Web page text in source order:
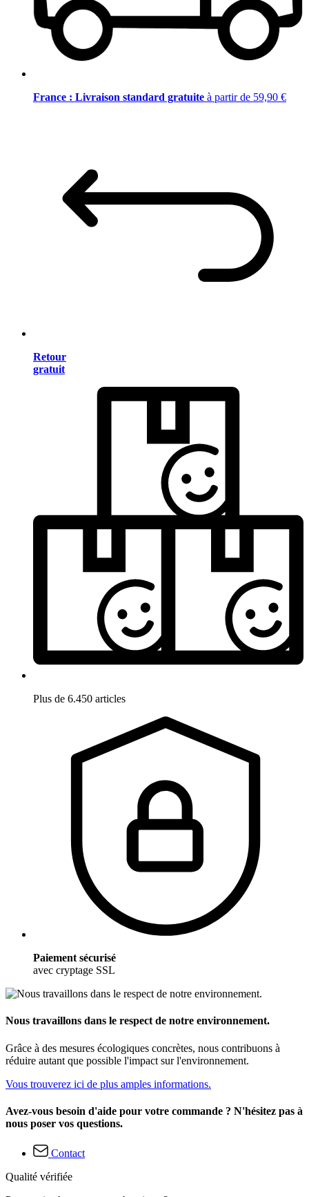
France : Livraison standard gratuite à partir de 59,90 €
Retour
gratuit
Plus de 6.450 articles
Paiement sécurisé
avec cryptage SSL
Nous travaillons dans le respect de notre environnement.
Grâce à des mesures écologiques concrètes, nous contribuons à
réduire autant que possible l'impact sur l'environnement.
Vous trouverez ici de plus amples informations.
Avez-vous besoin d'aide pour votre commande ? N'hésitez pas à
nous poser vos questions.
Contact
Qualité vérifiée